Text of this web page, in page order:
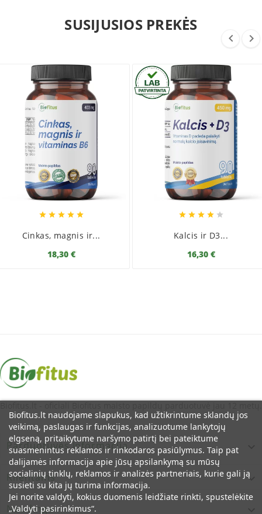
SUSIJUSIOS PREKĖS
 
    
Cinkas, magnis ir...
18,30 €
    
Kalcis ir D3...
16,30 €
Parduotuvės Informacija
Klientams 
Naudinga
Biofitus.lt naudojame slapukus, kad užtikrintume sklandų jos
veikimą, paslaugas ir funkcijas, analizuotume lankytojų
elgseną, pritaikytume naršymo patirtį bei pateiktume
suasmenintus reklamos ir rinkodaros pasiūlymus. Taip pat
dalijamės informacija apie jūsų apsilankymą su mūsų
socialinių tinklų, reklamos ir analizės partneriais, kurie gali ją
susieti su kita jų turima informacija.
Jei norite valdyti, kokius duomenis leidžiate rinkti, spustelėkite
„Valdyti pasirinkimus“.